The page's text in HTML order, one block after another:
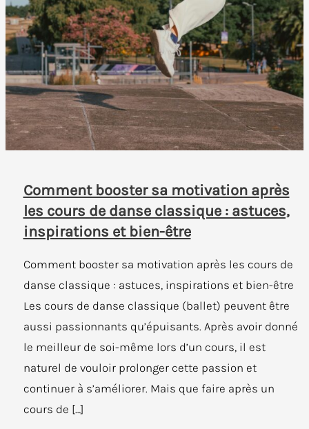
Comment booster sa motivation après
les cours de danse classique : astuces,
inspirations et bien-être
Comment booster sa motivation après les cours de
danse classique : astuces, inspirations et bien-être
Les cours de danse classique (ballet) peuvent être
aussi passionnants qu’épuisants. Après avoir donné
le meilleur de soi-même lors d’un cours, il est
naturel de vouloir prolonger cette passion et
continuer à s’améliorer. Mais que faire après un
cours de […]